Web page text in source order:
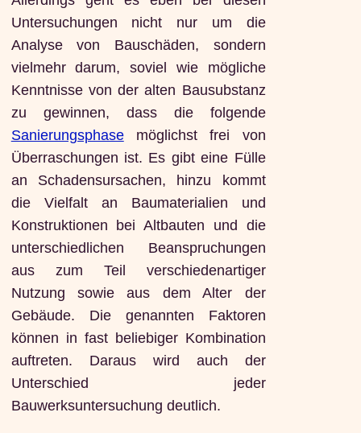
Untersuchungen nicht nur um die
Analyse von Bauschäden, sondern
vielmehr darum, soviel wie mögliche
Kenntnisse von der alten Bausubstanz
zu gewinnen, dass die folgende
Sanierungsphasemöglichst frei von
Überraschungen ist. Es gibt eine Fülle
an Schadensursachen, hinzu kommt
die Vielfalt an Baumaterialien und
Konstruktionen bei Altbauten und die
unterschiedlichen Beanspruchungen
aus zum Teil verschiedenartiger
Nutzung sowie aus dem Alter der
Gebäude. Die genannten Faktoren
können in fast beliebiger Kombination
auftreten. Daraus wird auch der
Unterschied jeder
Bauwerksuntersuchung deutlich.